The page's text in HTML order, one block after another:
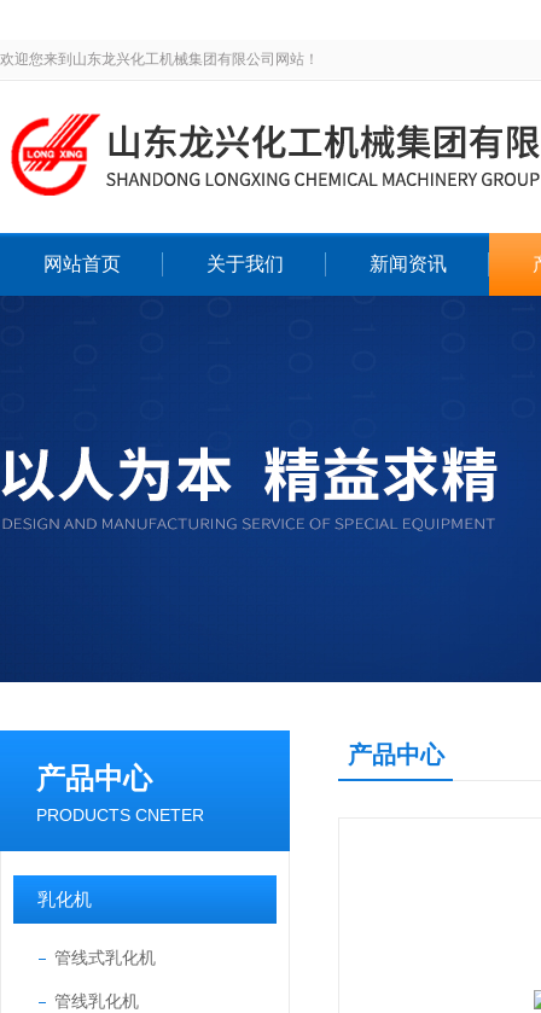
欢迎您来到山东龙兴化工机械集团有限公司网站！
网站首页 关于我们 新闻资讯
产品中心
PRODUCTS CNETER
乳化机
管线式乳化机
管线乳化机
产品中心